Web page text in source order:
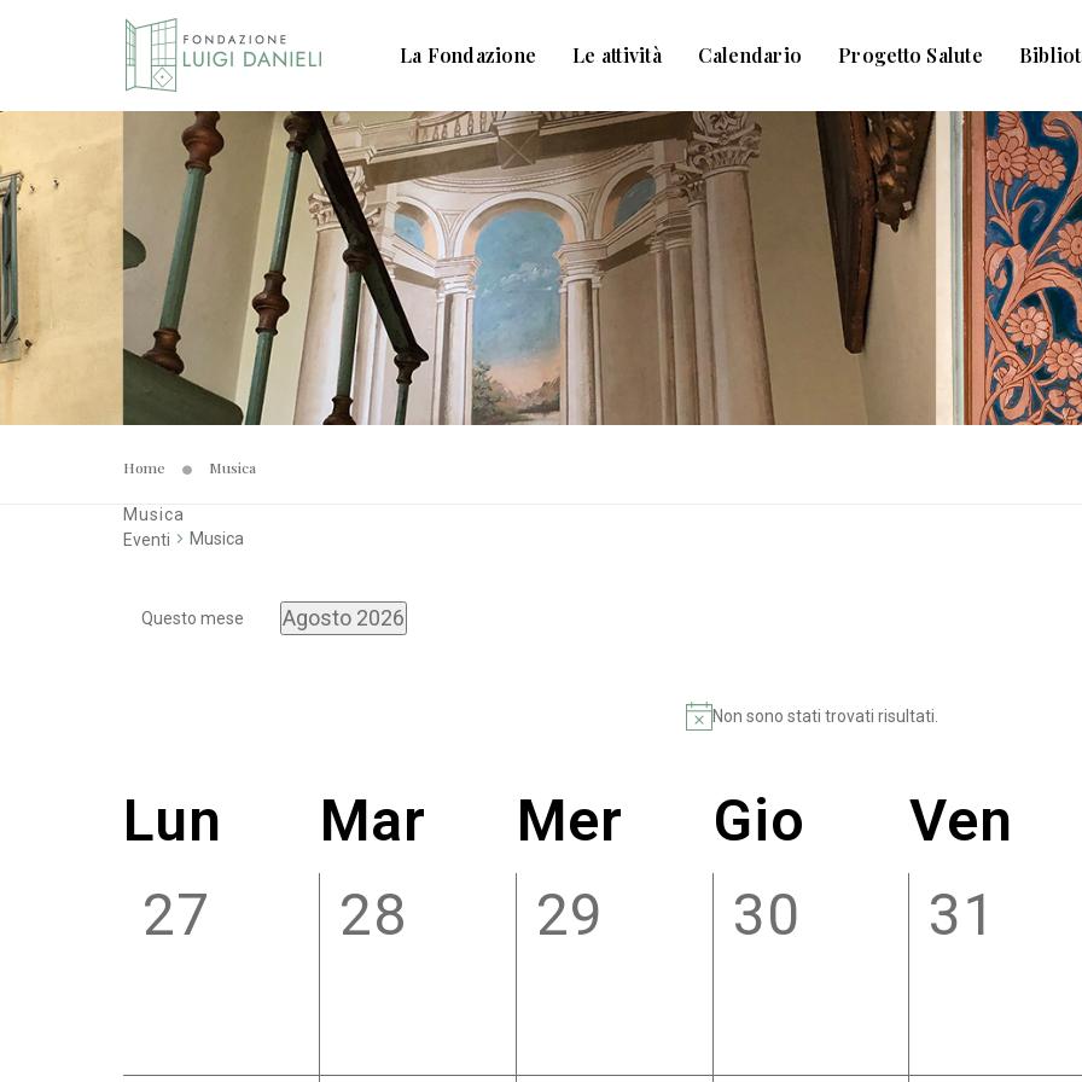
La Fondazione Le attività Calendario Progetto Salute
Home Musica
Non sono stati trovati risultati.
Musica
Eventi
Musica
Questo mese Agosto 2026
Calendario
di
Lun Mar Mer Gio Ven
0
27
0
28
0
29
0
30
0
31